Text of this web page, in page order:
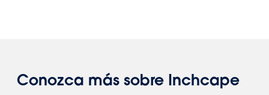
Conozca más sobre Inchcape